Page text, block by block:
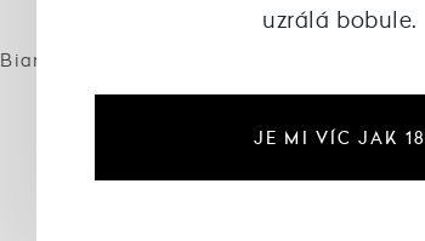
Bianco Frizzante KEG, Cantine
uzrálá bobule.
JE MI VÍC JAK 18